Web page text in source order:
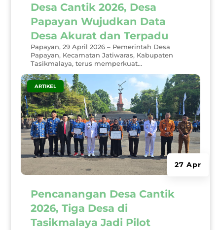
Desa Cantik 2026, Desa
Papayan Wujudkan Data
Desa Akurat dan Terpadu
Papayan, 29 April 2026 – Pemerintah Desa
Papayan, Kecamatan Jatiwaras, Kabupaten
Tasikmalaya, terus memperkuat...
Pencanangan Desa Cantik
2026, Tiga Desa di
Tasikmalaya Jadi Pilot
27 Apr
ARTIKEL